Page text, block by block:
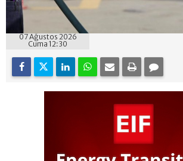
07 Ağustos 2026
Cuma 12:30